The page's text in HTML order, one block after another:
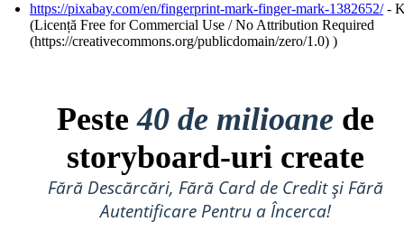
https://pixabay.com/en/fingerprint-mark-finger-mark-1382652/-
(Licență Free for Commercial Use / No Attribution Required
(https://creativecommons.org/publicdomain/zero/1.0) )
Peste40 de milioane de
storyboard-uri create
Fără Descărcări, Fără Card de Credit și Fără
Autentificare Pentru a Încerca!